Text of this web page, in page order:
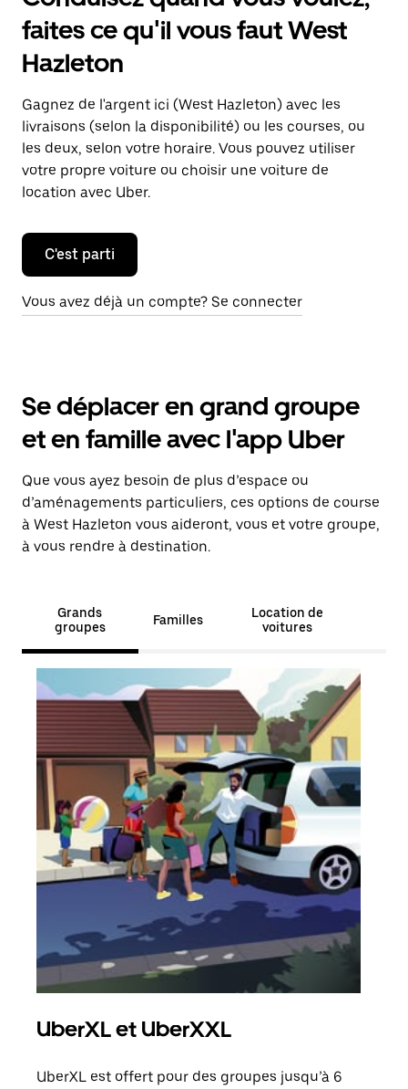
faites ce qu'il vous faut West
Hazleton
Gagnez de l'argent ici (West Hazleton) avec les
livraisons (selon la disponibilité) ou les courses, ou
les deux, selon votre horaire. Vous pouvez utiliser
votre propre voiture ou choisir une voiture de
location avec Uber.
C'est parti
Vous avez déjà un compte? Se connecter
Se déplacer en grand groupe
et en famille avec l'app Uber
Que vous ayez besoin de plus d’espace ou
d’aménagements particuliers, ces options de course
à West Hazleton vous aideront, vous et votre groupe,
à vous rendre à destination.
Grands
groupes
Familles
Location de
voitures
UberXL et UberXXL
UberXL est offert pour des groupes jusqu’à 6